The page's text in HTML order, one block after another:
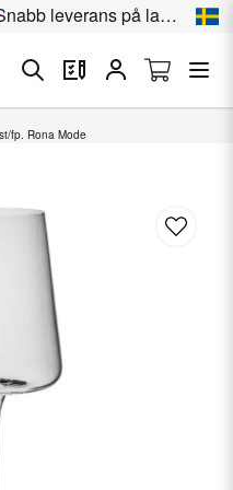
leverans på lagervara
fp. Rona Mode